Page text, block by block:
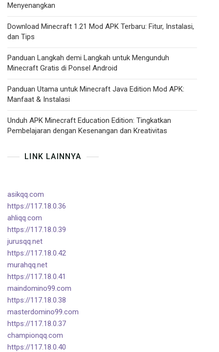
Menyenangkan
Download Minecraft 1.21 Mod APK Terbaru: Fitur, Instalasi,
dan Tips
Panduan Langkah demi Langkah untuk Mengunduh
Minecraft Gratis di Ponsel Android
Panduan Utama untuk Minecraft Java Edition Mod APK:
Manfaat & Instalasi
Unduh APK Minecraft Education Edition: Tingkatkan
Pembelajaran dengan Kesenangan dan Kreativitas
LINK LAINNYA
asikqq.com
https://117.18.0.36
ahliqq.com
https://117.18.0.39
jurusqq.net
https://117.18.0.42
murahqq.net
https://117.18.0.41
maindomino99.com
https://117.18.0.38
masterdomino99.com
https://117.18.0.37
championqq.com
https://117.18.0.40